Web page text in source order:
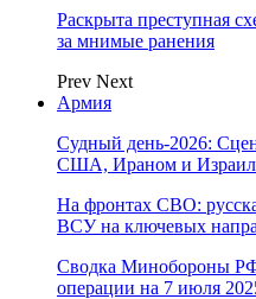
Раскрыта преступная
за мнимые ранения
Prev Next
Армия
Судный день-2026:
США, Ираном и
На фронтах СВО:
ВСУ на ключевых
Сводка Минобороны РФ
операции на 7 июля